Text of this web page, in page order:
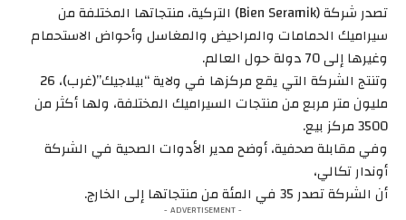
تصدر شركة (Bien Seramik) التركية، منتجاتها المختلفة من
سيراميك الحمامات والمراحيض والمغاسل وأحواض الاستحمام
وغيرها إلى 70 دولة حول العالم.
وتنتج الشركة التي يقع مركزها في ولاية “بيلاجيك”(غرب)، 26
مليون متر مربع من منتجات السيراميك المختلفة، ولها أكثر من
3500 مركز بيع.
وفي مقابلة صحفية، أوضح مدير الأدوات الصحية في الشركة
أوندار تكالي،
أن الشركة تصدر 35 في المئة من منتجاتها إلى الخارج.
- ADVERTISEMENT -